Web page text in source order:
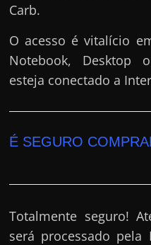
Carb.
O acesso é vitalício
Notebook, Desktop
esteja conectado a
É SEGURO
Totalmente seguro!
será processado pela